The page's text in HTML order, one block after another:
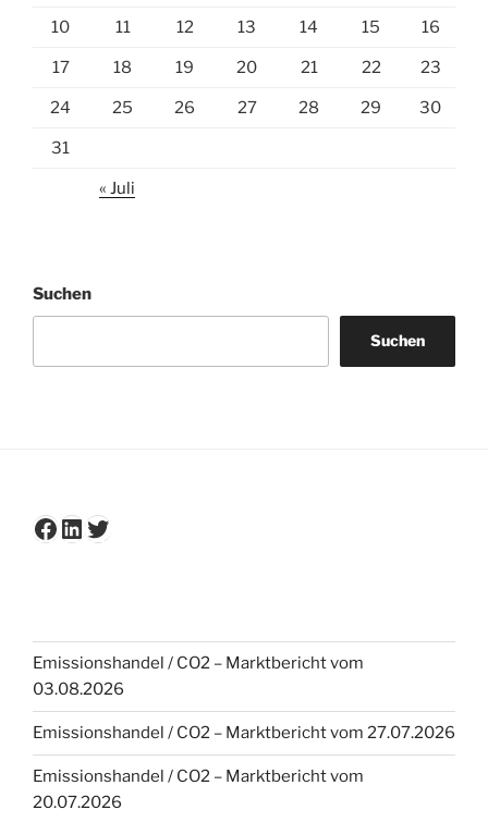
10 11 12 13 14 15 16
17 18 19 20 21 22 23
24 25 26 27 28 29 30
31
« Juli
Suchen
Suchen
Facebook
LinkedIn
Twitter
Emissionshandel / CO2 – Marktbericht vom
03.08.2026
Emissionshandel / CO2 – Marktbericht vom 27.07.2026
Emissionshandel / CO2 – Marktbericht vom
20.07.2026